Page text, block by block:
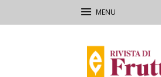
di
Frutticoltura